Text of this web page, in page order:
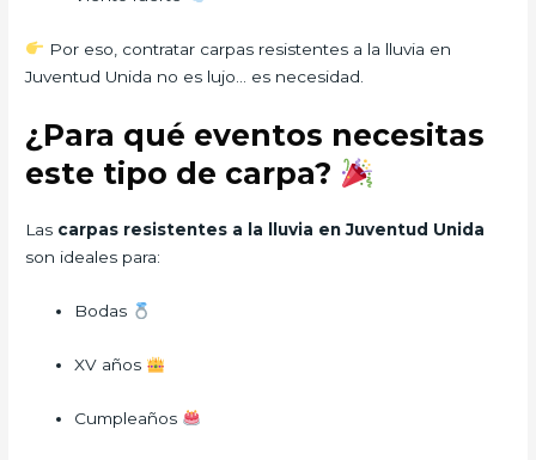
Por eso, contratar carpas resistentes a la lluvia en
Juventud Unida no es lujo… es necesidad.
¿Para qué eventos necesitas
este tipo de carpa?
Las carpas resistentes a la lluvia en Juventud Unida
son ideales para:
Bodas
XV años
Cumpleaños